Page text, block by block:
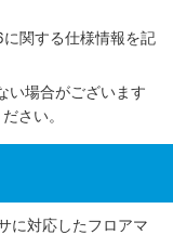
関する仕様情報を記
い場合がございます
さい。
に対応したフロアマ